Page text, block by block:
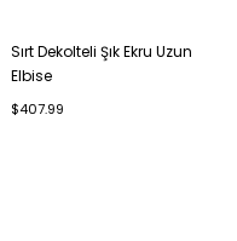
Sırt Dekolteli Şık Ekru Uzun
Elbise
$407.99